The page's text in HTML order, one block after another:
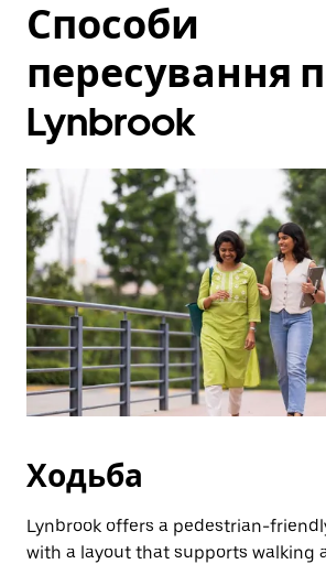
відкрити
календар
вибрати
Щоб
закрити
натисніть
клавішу
ESC.
Способи
пересування
Lynbrook
Ходьба
Lynbrook offers a pedestrian-
with a layout that supports walking